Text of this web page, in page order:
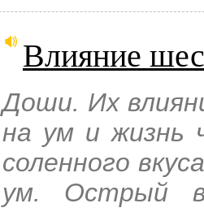
Влияние
Доши. Их
на ум и жизнь
соленного
ум. Острый